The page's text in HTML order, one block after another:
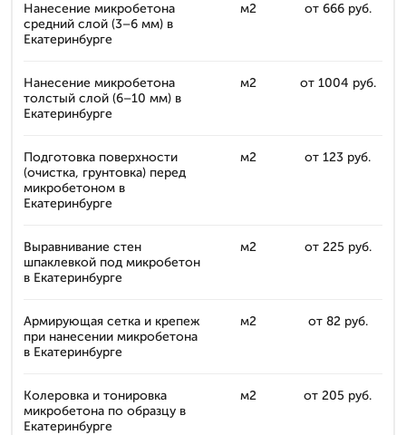
Нанесение микробетона
средний слой (3–6 мм) в
Екатеринбурге
м2 от 666 руб.
Нанесение микробетона
толстый слой (6–10 мм) в
Екатеринбурге
м2 от 1004 руб.
Подготовка поверхности
(очистка, грунтовка) перед
микробетоном в
Екатеринбурге
м2 от 123 руб.
Выравнивание стен
шпаклевкой под микробетон
в Екатеринбурге
м2 от 225 руб.
Армирующая сетка и крепеж
при нанесении микробетона
в Екатеринбурге
м2 от 82 руб.
Колеровка и тонировка
микробетона по образцу в
Екатеринбурге
м2 от 205 руб.